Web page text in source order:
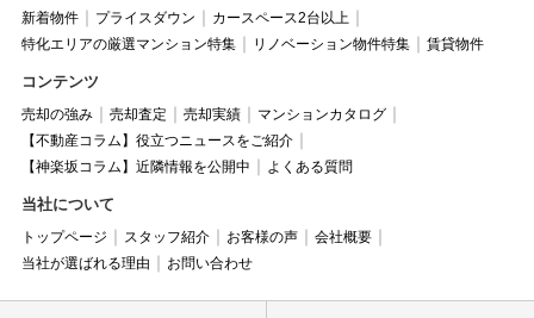
新着物件 プライスダウン
カースペース2台以上
特化エリアの厳選マンション特集
リノベーション物件特集 賃貸物件
コンテンツ
売却の強み 売却査定 売却実績
マンションカタログ
【不動産コラム】役立つニュースをご紹介
【神楽坂コラム】近隣情報を公開中
よくある質問
当社について
トップページ スタッフ紹介 お客様の声
会社概要
当社が選ばれる理由
お問い合わせ